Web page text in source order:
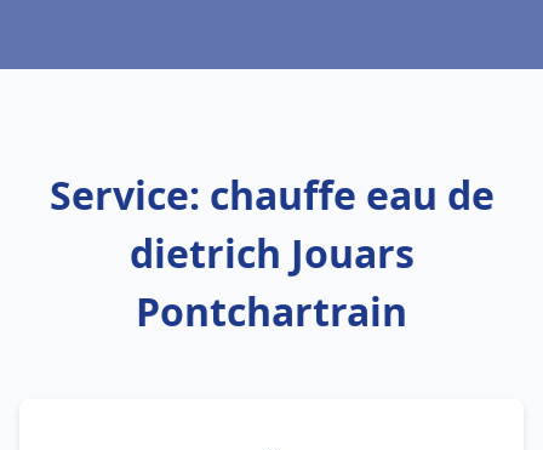
Service: chauffe eau de
dietrich Jouars
Pontchartrain